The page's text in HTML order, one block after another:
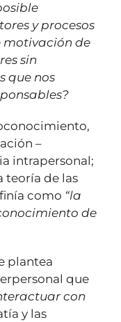
y procesos
motivación de
sin
que nos
–
intrapersonal;
teoría de las
como “la
de
plantea
que
con
y las